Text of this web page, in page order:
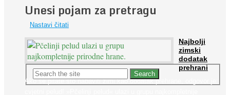
...
Nastavi čitati
Najbolji
zimski
dodatak
prehrani
Ako se pitate što nabaviti zimi kao dodatak prehrane, odgovor je:
Unesi pojam za pretragu